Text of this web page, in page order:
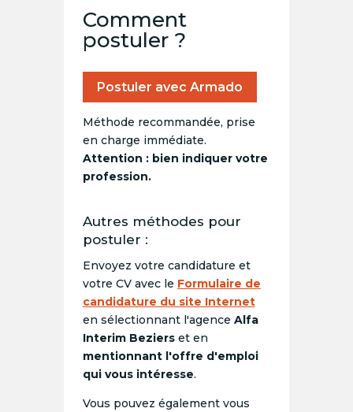
Comment
postuler ?
Postuler avec Armado
Méthode recommandée, prise
en charge immédiate.
Attention : bien indiquer votre
profession.
Autres méthodes pour
postuler :
Envoyez votre candidature et
votre CV avec le Formulaire de
candidature du site Internet
en sélectionnant l'agence Alfa
Interim Bezierset en
mentionnant l'offre d'emploi
qui vous intéresse.
Vous pouvez également vous